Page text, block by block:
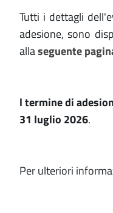
Tutti i dettagli
adesione, sono
allaseguente
l termine di
31 luglio 2026.
Per ulteriori